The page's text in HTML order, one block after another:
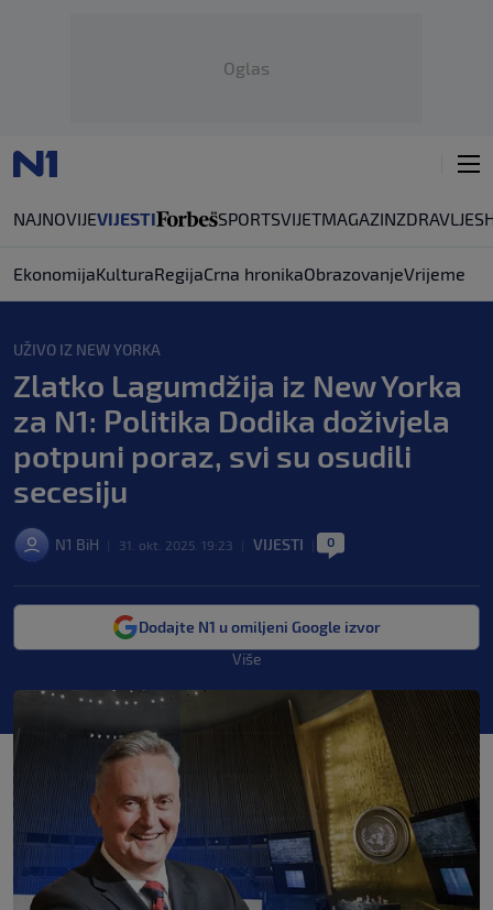
Oglas
NAJNOVIJEVIJESTI SPORTSVIJETMAGAZINZDRAVLJE
EkonomijaKulturaRegijaCrna hronikaObrazovanjeVrijeme
UŽIVO IZ NEW YORKA
Zlatko Lagumdžija iz New Yorka
za N1: Politika Dodika doživjela
potpuni poraz, svi su osudili
secesiju
N1 BiH 31. okt. 2025. 19:23 VIJESTI 0
Dodajte N1 u omiljeni Google izvor
Više